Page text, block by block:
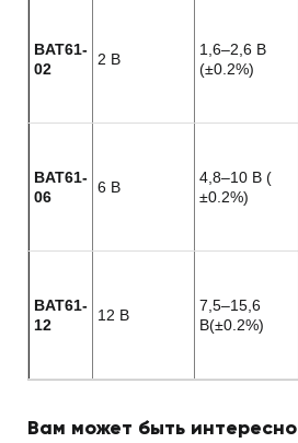
BAT61-
02
2 B
1,6–2,6 В
(±0.2%)
BAT61-
06
6 B
4,8–10 В (
±0.2%)
BAT61-
12
12 B
7,5–15,6
В(±0.2%)
Вам может быть интересно